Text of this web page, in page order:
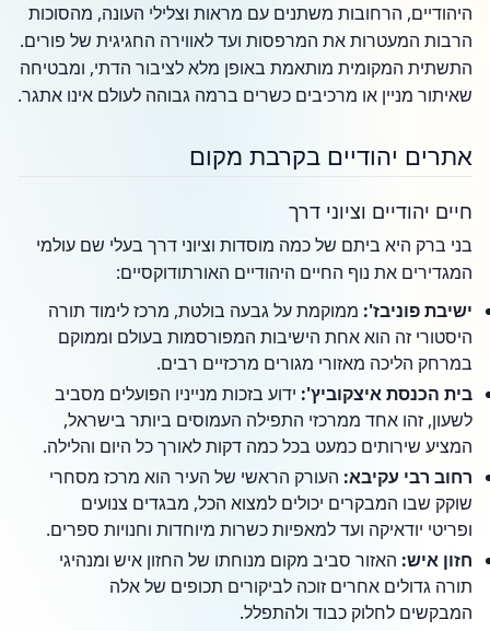
היהודיים, הרחובות משתנים עם מראות וצלילי העונה, מהסוכות
הרבות המעטרות את המרפסות ועד לאווירה החגיגית של פורים.
התשתית המקומית מותאמת באופן מלא לציבור הדתי, ומבטיחה
שאיתור מניין או מרכיבים כשרים ברמה גבוהה לעולם אינו אתגר.
אתרים יהודיים בקרבת מקום
חיים יהודיים וציוני דרך
בני ברק היא ביתם של כמה מוסדות וציוני דרך בעלי שם עולמי
המגדירים את נוף החיים היהודיים האורתודוקסיים:
ישיבת פוניבז': ממוקמת על גבעה בולטת, מרכז לימוד תורה
היסטורי זה הוא אחת הישיבות המפורסמות בעולם וממוקם
במרחק הליכה מאזורי מגורים מרכזיים רבים.
בית הכנסת איצקוביץ': ידוע בזכות מנייניו הפועלים מסביב
לשעון, זהו אחד ממרכזי התפילה העמוסים ביותר בישראל,
המציע שירותים כמעט בכל כמה דקות לאורך כל היום והלילה.
רחוב רבי עקיבא: העורק הראשי של העיר הוא מרכז מסחרי
שוקק שבו המבקרים יכולים למצוא הכל, מבגדים צנועים
ופריטי יודאיקה ועד למאפיות כשרות מיוחדות וחנויות ספרים.
חזון איש: האזור סביב מקום מנוחתו של החזון איש ומנהיגי
תורה גדולים אחרים זוכה לביקורים תכופים של אלה
המבקשים לחלוק כבוד ולהתפלל.